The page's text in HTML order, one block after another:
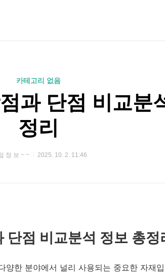
카테고리 없음
과 단점 비교분
정리
정 보 ~ ~ 2025. 10. 2. 11:46
점 비교분석 정보 총
양한 분야에서 널리 사용되는 중요한 자재